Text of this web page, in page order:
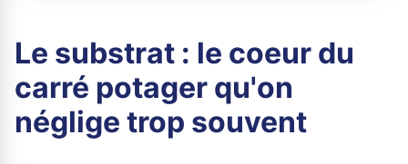
Le substrat : le coeur du
carré potager qu'on
néglige trop souvent